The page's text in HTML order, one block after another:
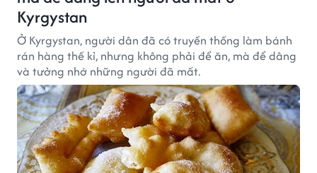
Kyrgystan
Ở Kyrgystan, người dân đã có truyền thống làm bánh
rán hàng thế kỉ, nhưng không phải để ăn, mà để dâng
và tưởng nhớ những người đã mất.